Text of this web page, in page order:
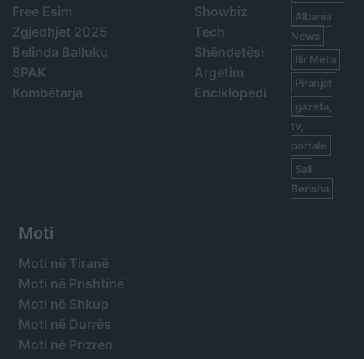
Free Esim
Zgjedhjet 2025
Belinda Balluku
SPAK
Kombëtarja
Showbiz
Tech
Shëndetësi
Argetim
Enciklopedi
Albania
News
Ilir Meta
Piranjat
gazeta,
tv,
portale
Sali
Berisha
Moti
Moti në Tiranë
Moti në Prishtinë
Moti në Shkup
Moti në Durrës
Moti në Prizren